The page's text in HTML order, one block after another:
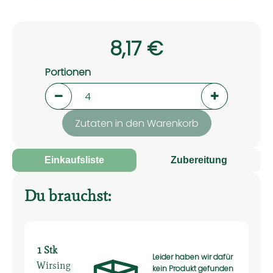
8,17 €
Portionen verringern (aktuell 4 Portionen
Portionen
Portionen
Zutaten in den Warenkorb
Einkaufsliste Zubereitung
Du brauchst:
1 Stk
Wirsing
Leider haben wir dafür
kein Produkt gefunden